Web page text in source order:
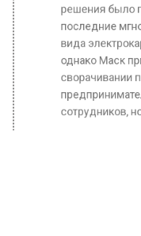
решения было
последние
вида
однако Маск
сворачивании